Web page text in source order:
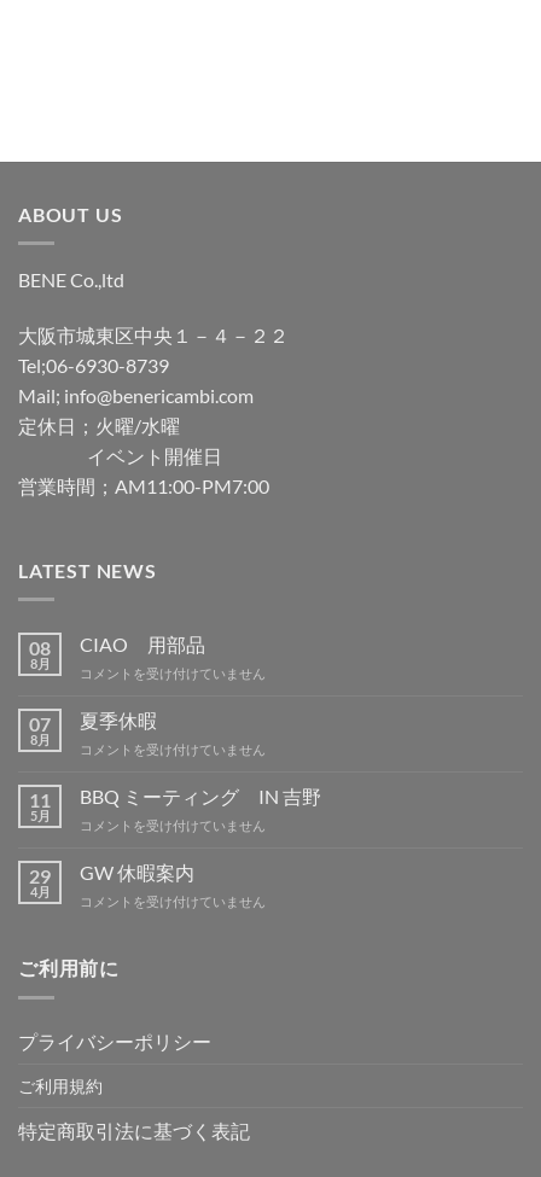
ABOUT US
BENE Co.,ltd
大阪市城東区中央１－４－２２
Tel;06-6930-8739
Mail; info@benericambi.com
定休日；火曜/水曜
イベント開催日
営業時間；AM11:00-PM7:00
LATEST NEWS
08
8月
CIAO 用部品
CIAO
部
品
は
コメントを受け付けていません
07
8月
夏季休暇
夏
休
は
コメントを受け付けていません
11
5月
BBQ ミーティング IN 吉野
BBQ
ー
ィ
IN
コメントを受け付けていません
29
4月
GW 休暇案内
GW
案
内
コメントを受け付けていません
ご利用前に
プライバシーポリシー
ご利用規約
特定商取引法に基づく表記